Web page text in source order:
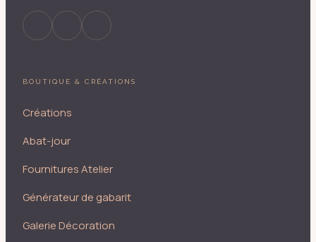
BOUTIQUE & CRÉATIONS
Créations
Abat-jour
Fournitures Atelier
Générateur de gabarit
Galerie Décoration